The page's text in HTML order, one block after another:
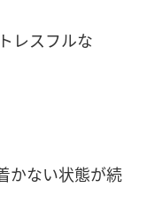
レスフルな
かない状態が続